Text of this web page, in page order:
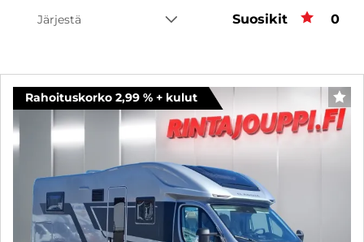
Järjestä Suosikit 0
Rahoituskorko 2,99 % + kulut